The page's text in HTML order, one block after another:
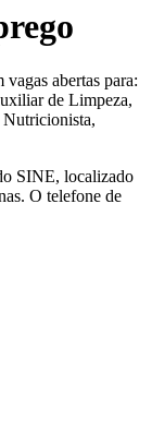
abertas para:
de Limpeza,
SINE, localizado
O telefone de